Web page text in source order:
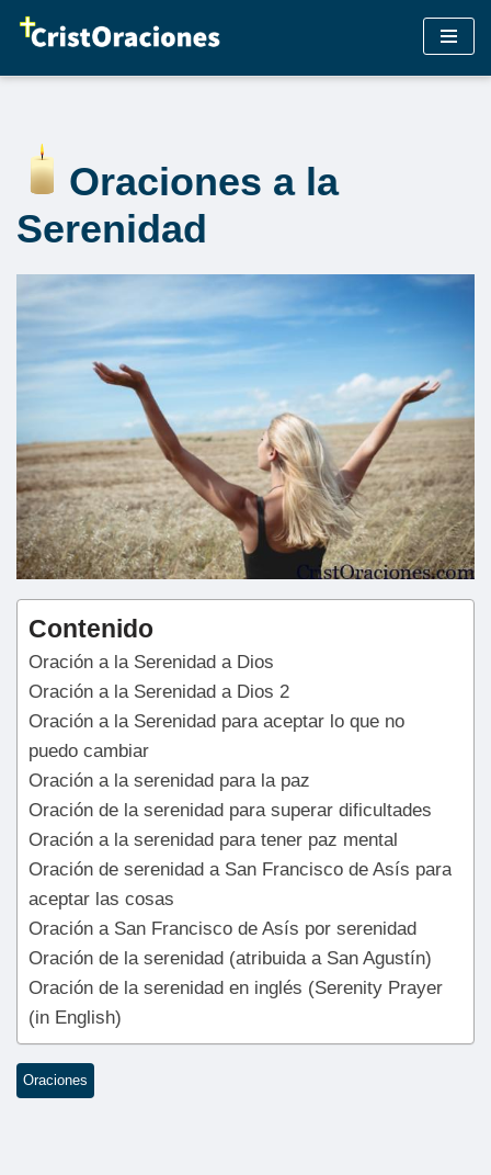
Oraciones a la
Serenidad
Contenido
Oración a la Serenidad a Dios
Oración a la Serenidad a Dios 2
Oración a la Serenidad para aceptar lo que no
puedo cambiar
Oración a la serenidad para la paz
Oración de la serenidad para superar dificultades
Oración a la serenidad para tener paz mental
Oración de serenidad a San Francisco de Asís para
aceptar las cosas
Oración a San Francisco de Asís por serenidad
Oración de la serenidad (atribuida a San Agustín)
Oración de la serenidad en inglés (Serenity Prayer
(in English)
Oraciones